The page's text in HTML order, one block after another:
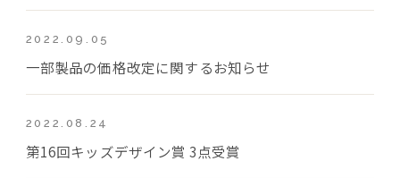
2022.09.05
一部製品の価格改定に関するお知らせ
2022.08.24
第16回キッズデザイン賞 3点受賞